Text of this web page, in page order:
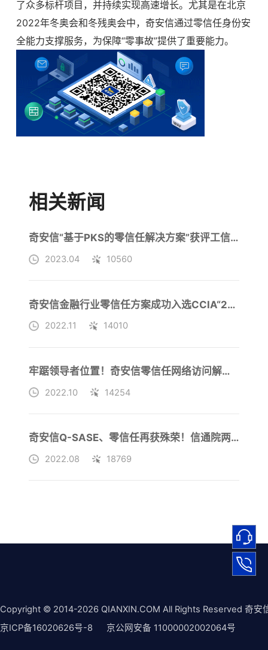
了众多标杆项目，并持续实现高速增长。尤其是在北京
2022年冬奥会和冬残奥会中，奇安信通过零信任身份安
全能力支撑服务，为保障“零事故”提供了重要能力。
相关新闻
奇安信“基于PKS的零信任解决方案”获评工信部赛宝优选信创优秀解决方案
2023.04 10560
奇安信金融行业零信任方案成功入选CCIA“2022年零信任优秀应用案例”
2022.11 14010
牢踞领导者位置！奇安信零信任网络访问解决方案再获权威机构认可
2022.10 14254
奇安信Q-SASE、零信任再获殊荣！信通院两大年度奖项收入囊中
2022.08 18769
Copyright © 2014-2026 QIANXIN.COM All Rights Reserved 奇安
京ICP备16020626号-8
京公网安备 11000002002064号